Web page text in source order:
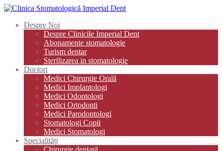
Despre Noi
Despre Clinicile Imperial Dent
Abonamente stomatologie
Turism dentar
Sterilizarea in stomatologie
Doctori
Medici Chirurgie Orală
Medici Implantologi
Medici Odontologi
Medici Ortodonti
Medici Parodontologi
Stomatologi Copii
Medici Stomatologi
Specialități
Chirurgie dentară